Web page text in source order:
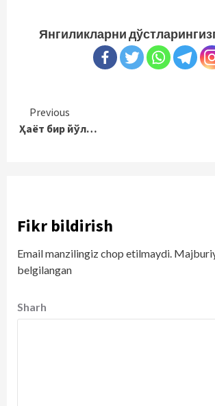
Янгиликларни
Continue
Reading
Previous
Ҳаёт бир йўл…
Fikr bildirish
Email manzilingiz chop etilmaydi.
belgilangan
Sharh